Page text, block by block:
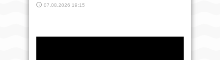
07.08.2026 19:15